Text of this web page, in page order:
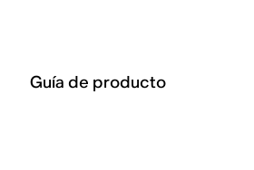
Guía de producto